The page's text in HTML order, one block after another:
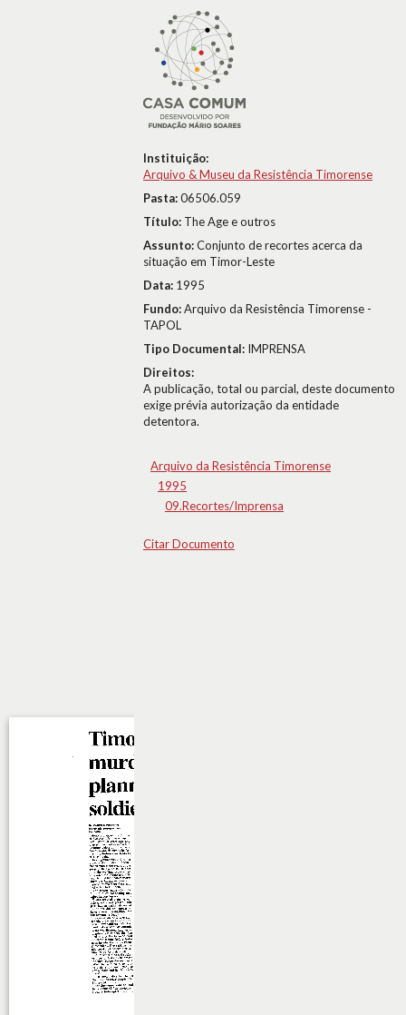
Instituição:
Arquivo & Museu da Resistência Timorense
Pasta:06506.059
Título: The Age e outros
Assunto:Conjunto de recortes acerca da
situação em Timor-Leste
Data: 1995
Fundo:Arquivo da Resistência Timorense -
TAPOL
Tipo Documental: IMPRENSA
Direitos:
A publicação, total ou parcial, deste documento
exige prévia autorização da entidade
detentora.
Arquivo da Resistência Timorense
1995
09.Recortes/Imprensa
Citar Documento